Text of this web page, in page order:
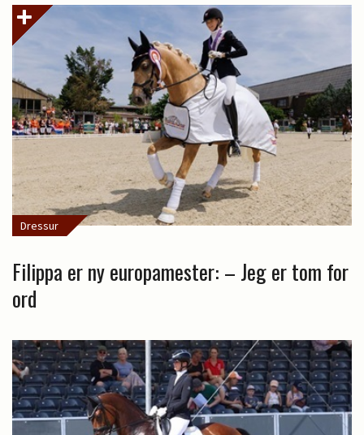
Dressur
Filippa er ny europamester: – Jeg er tom for
ord